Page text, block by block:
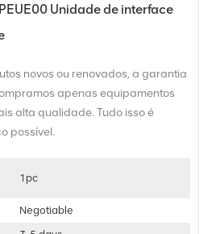
Unidade de interface
novos ou renovados, a garantia
apenas equipamentos
alta qualidade. Tudo isso é
possível.
1pc
Negotiable